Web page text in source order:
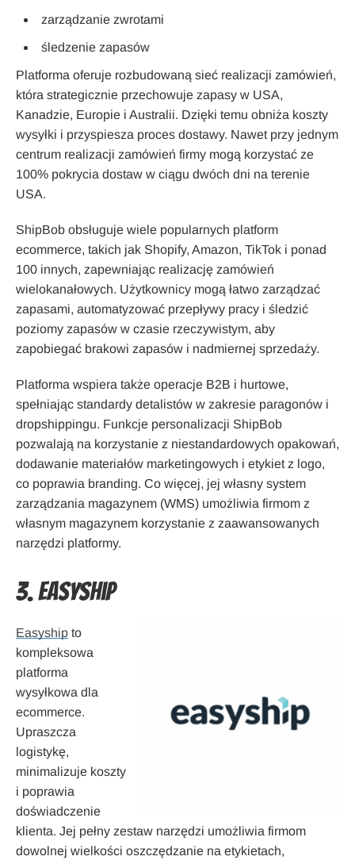
zarządzanie zwrotami
śledzenie zapasów
Platforma oferuje rozbudowaną sieć realizacji zamówień,
która strategicznie przechowuje zapasy w USA,
Kanadzie, Europie i Australii. Dzięki temu obniża koszty
wysyłki i przyspiesza proces dostawy. Nawet przy jednym
centrum realizacji zamówień firmy mogą korzystać ze
100% pokrycia dostaw w ciągu dwóch dni na terenie
USA.
ShipBob obsługuje wiele popularnych platform
ecommerce, takich jak Shopify, Amazon, TikTok i ponad
100 innych, zapewniając realizację zamówień
wielokanałowych. Użytkownicy mogą łatwo zarządzać
zapasami, automatyzować przepływy pracy i śledzić
poziomy zapasów w czasie rzeczywistym, aby
zapobiegać brakowi zapasów i nadmiernej sprzedaży.
Platforma wspiera także operacje B2B i hurtowe,
spełniając standardy detalistów w zakresie paragonów i
dropshippingu. Funkcje personalizacji ShipBob
pozwalają na korzystanie z niestandardowych opakowań,
dodawanie materiałów marketingowych i etykiet z logo,
co poprawia branding. Co więcej, jej własny system
zarządzania magazynem (WMS) umożliwia firmom z
własnym magazynem korzystanie z zaawansowanych
narzędzi platformy.
3. Easyship
Easyship to
kompleksowa
platforma
wysyłkowa dla
ecommerce.
Upraszcza
logistykę,
minimalizuje koszty
i poprawia
doświadczenie
klienta. Jej pełny zestaw narzędzi umożliwia firmom
dowolnej wielkości oszczędzanie na etykietach,